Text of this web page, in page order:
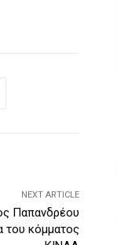
NEXT ARTICLE
Παπανδρέου
του κόμματος